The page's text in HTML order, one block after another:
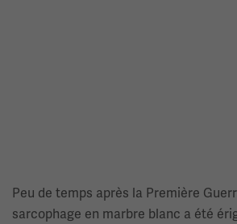
Peu de temps après la Première
sarcophage en marbre blanc a été